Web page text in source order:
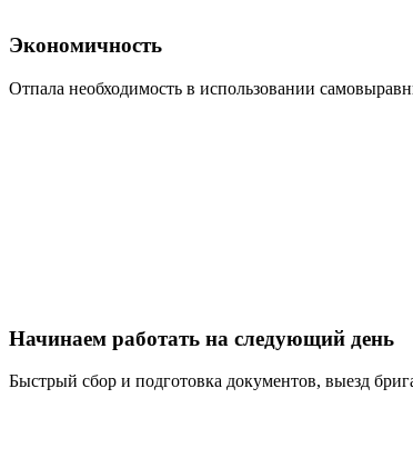
Экономичность
Отпала необходимость в использовании
Начинаем работать на следующий день
Быстрый сбор и подготовка документов, выезд